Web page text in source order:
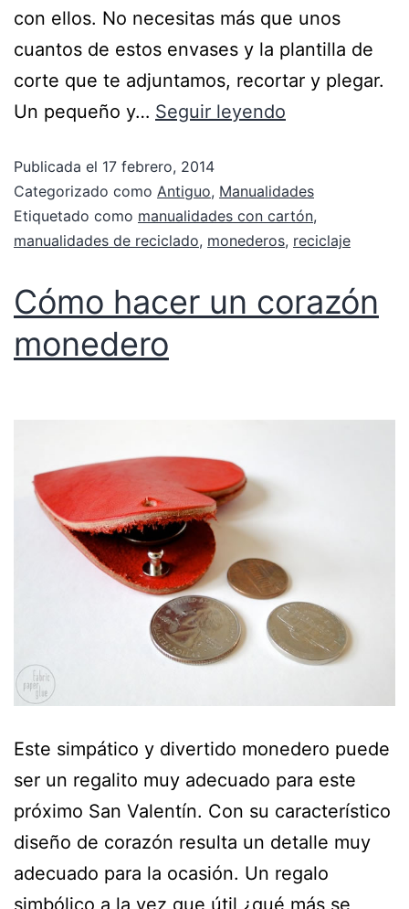
con ellos. No necesitas más que unos
cuantos de estos envases y la plantilla de
corte que te adjuntamos, recortar y plegar.
Un pequeño y… Seguir leyendo
Publicada el 17 febrero, 2014
Categorizado como Antiguo, Manualidades
Etiquetado como manualidades con cartón,
manualidades de reciclado, monederos, reciclaje
Cómo hacer un corazón
monedero
Este simpático y divertido monedero puede
ser un regalito muy adecuado para este
próximo San Valentín. Con su característico
diseño de corazón resulta un detalle muy
adecuado para la ocasión. Un regalo
simbólico a la vez que útil ¿qué más se